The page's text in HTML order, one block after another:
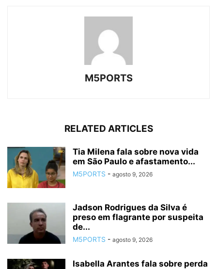
M5PORTS
RELATED ARTICLES
Tia Milena fala sobre nova vida
em São Paulo e afastamento...
M5PORTS - agosto 9, 2026
Jadson Rodrigues da Silva é
preso em flagrante por suspeita
de...
M5PORTS - agosto 9, 2026
Isabella Arantes fala sobre perda